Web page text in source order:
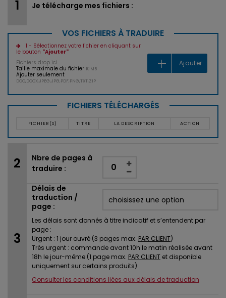
Je télécharge mes fichiers :
VOS FICHIERS À TRADUIRE
1 - Sélectionnez votre fichier en cliquant sur
le bouton "Ajouter"
Fichiers drop ici
Taille maximale du fichier 10 MB
Ajouter seulement
DOC,DOCX,JPEG,JPG,PDF,PNG,TXT,ZIP
Ajouter
FICHIERS TÉLÉCHARGÉS
FICHIER(S) TITRE LA DESCRIPTION ACTION
Nbre de pages à
traduire :
Délais de
traduction /
page :
Les délais sont donnés à titre indicatif et s’entendent par
page :
Urgent : 1 jour ouvré (3 pages max. PAR CLIENT)
Très urgent : commande avant 10h le matin réalisée avant
18h le jour-même (1 page max. PAR CLIENT et disponible
uniquement sur certains produits)
Consulter les conditions liées aux délais de traduction